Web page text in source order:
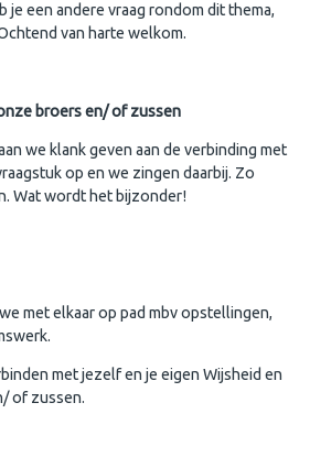
je een andere vraag rondom dit thema,
van harte welkom.
broers en/ of zussen
we klank geven aan de verbinding met
op en we zingen daarbij. Zo
Wat wordt het bijzonder!
met elkaar op pad mbv opstellingen,
met jezelf en je eigen Wijsheid en
of zussen.